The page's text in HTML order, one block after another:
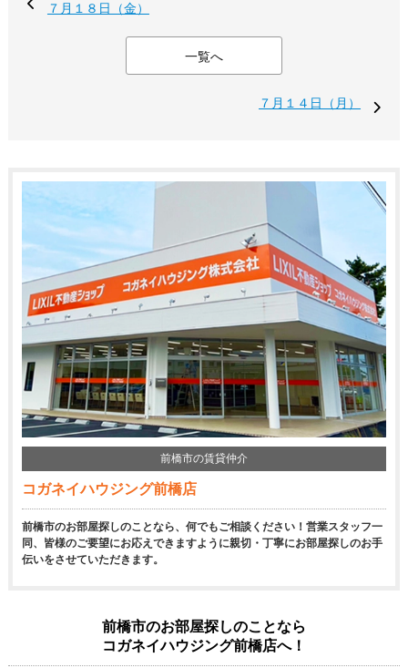
７月１８日（金）
一覧へ
７月１４日（月）
前橋市の賃貸仲介
コガネイハウジング前橋店
前橋市のお部屋探しのことなら、何でもご相談ください！営業スタッフ一
同、皆様のご要望にお応えできますように親切・丁寧にお部屋探しのお手
伝いをさせていただきます。
前橋市のお部屋探しのことなら
コガネイハウジング前橋店へ！